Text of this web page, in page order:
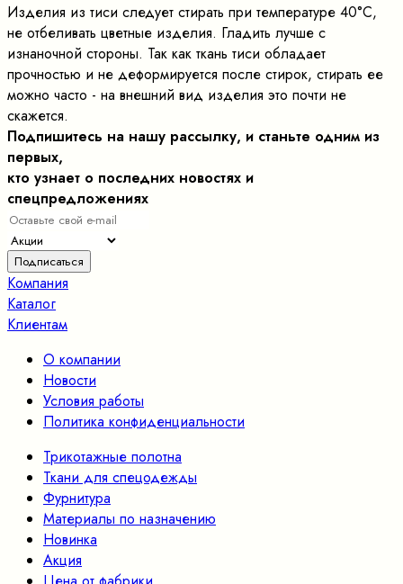
Изделия из тиси следует стирать при температуре 40°C,
не отбеливать цветные изделия. Гладить лучше с
изнаночной стороны. Так как ткань тиси обладает
прочностью и не деформируется после стирок, стирать ее
можно часто - на внешний вид изделия это почти не
скажется.
Подпишитесь на нашу рассылку, и станьте одним из
первых,
кто узнает о последних новостях и
спецпредложениях
Компания
Каталог
Клиентам
О компании
Новости
Условия работы
Политика конфиденциальности
Трикотажные полотна
Ткани для спецодежды
Фурнитура
Материалы по назначению
Новинка
Акция